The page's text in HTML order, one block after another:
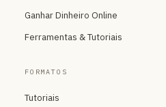
Ganhar Dinheiro Online
Ferramentas & Tutoriais
FORMATOS
Tutoriais